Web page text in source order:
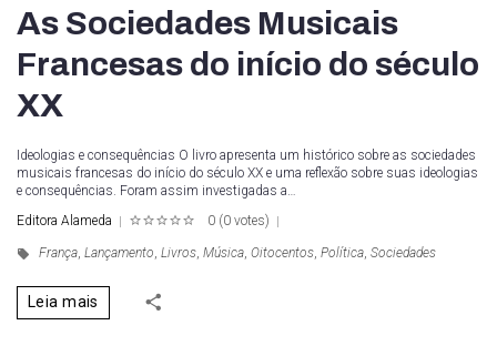
As Sociedades Musicais
Francesas do início do século
XX
Ideologias e consequências O livro apresenta um histórico sobre as sociedades
musicais francesas do início do século XX e uma reflexão sobre suas ideologias
e consequências. Foram assim investigadas a…
Editora Alameda
0 (0 votes)
França, Lançamento, Livros, Música, Oitocentos, Política, Sociedades
Leia mais